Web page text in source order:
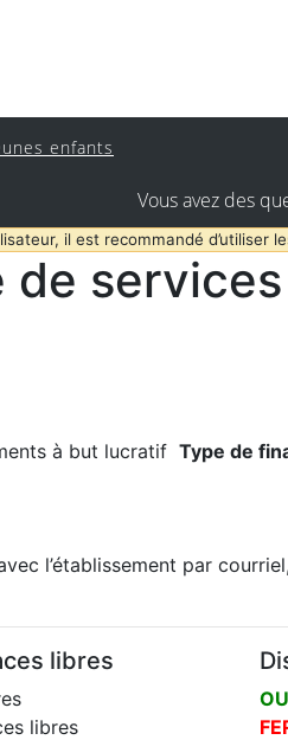
enfants
Vous avez des
il est recommandé
de
à but lucratif Type de
l’établissement par
libres
libres